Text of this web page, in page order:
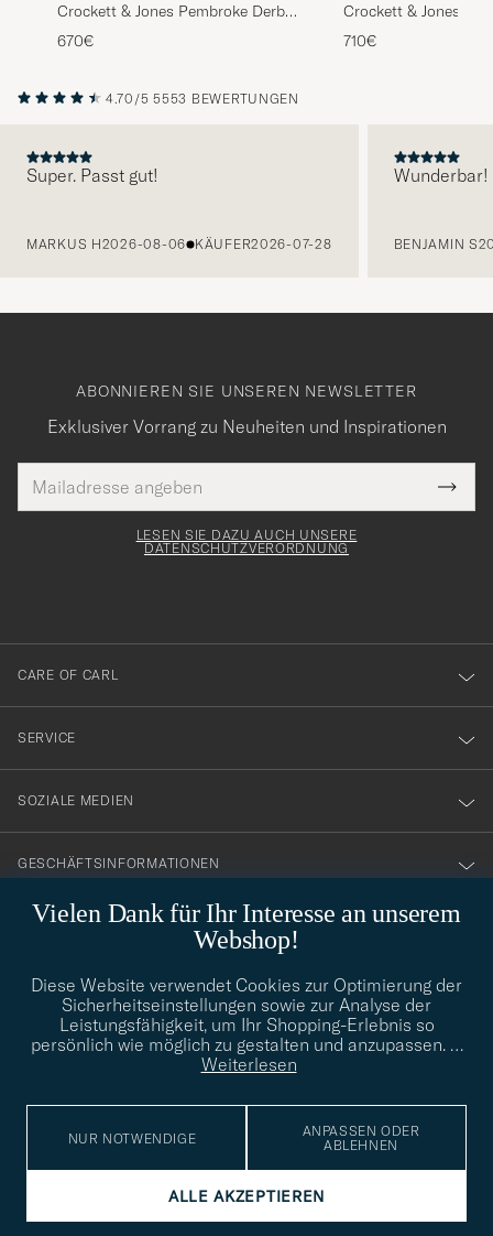
Crockett & Jones Pembroke Derbys
Black Calf
670€
Crockett & Jones
Tan Grained Calf
710€
4.70/5 5553 BEWERTUNGEN
Super. Passt gut!
MARKUS H2026-08-06 KÄUFER2026-07-28
Wunderbar!
BENJAMIN S
Vielen Dank für Ihr Interesse an unserem
Webshop!
Diese Website verwendet Cookies zur Optimierung der
Sicherheitseinstellungen sowie zur Analyse der
Leistungsfähigkeit, um Ihr Shopping-Erlebnis so
persönlich wie möglich zu gestalten und anzupassen. …
Weiterlesen
NUR NOTWENDIGE
ANPASSEN ODER
ABLEHNEN
ALLE AKZEPTIEREN
ABONNIEREN SIE UNSEREN NEWSLETTER
Exklusiver Vorrang zu Neuheiten und Inspirationen
Mail
Adresse
Tack
för
dig
till
vårt
nyhetsbrev!
LESEN SIE DAZU AUCH UNSERE
DATENSCHUTZVERORDNUNG
CARE OF CARL
SERVICE
SOZIALE MEDIEN
GESCHÄFTSINFORMATIONEN
info@careofcarl.de
Benötigen Sie Hilfe bei der Suche nach Ihrem persönlichen Stil?
Wenden Sie sich an uns, wir helfen Ihnen gerne weiter!
STILBERATUNG